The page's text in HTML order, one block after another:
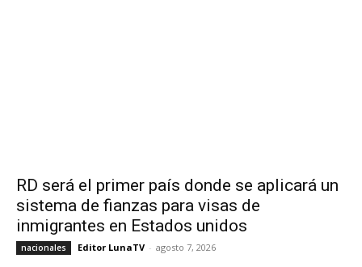
RD será el primer país donde se aplicará un
sistema de fianzas para visas de
inmigrantes en Estados unidos
nacionales Editor LunaTV - agosto 7, 2026